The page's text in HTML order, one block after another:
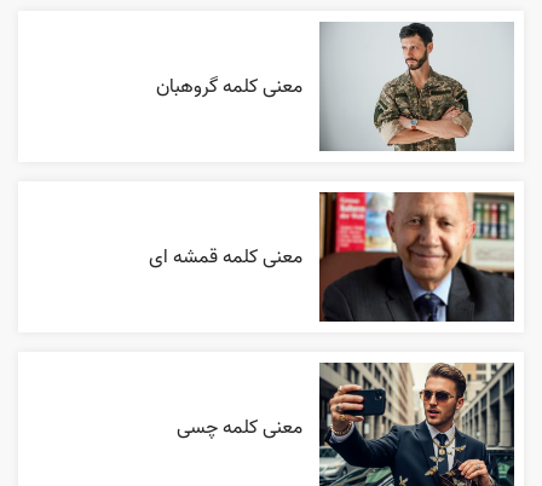
معنی کلمه گروهبان
معنی کلمه قمشه ای
معنی کلمه چسی